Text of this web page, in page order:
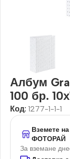
Албум
100 бр.
Код: 1277-1-1-1
Вземете
ФОТОРАЙ
За вземане